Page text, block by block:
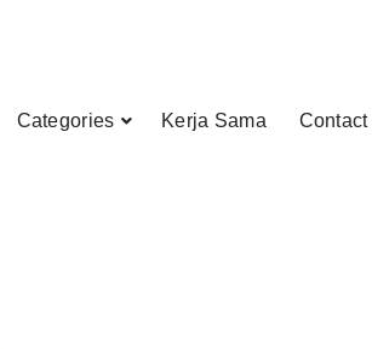
Categories Kerja Sama Contact